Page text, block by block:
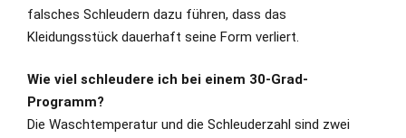
falsches Schleudern dazu führen, dass das
Kleidungsstück dauerhaft seine Form verliert.
Wie viel schleudere ich bei einem 30-Grad-
Programm?
Die Waschtemperatur und die Schleuderzahl sind zwei